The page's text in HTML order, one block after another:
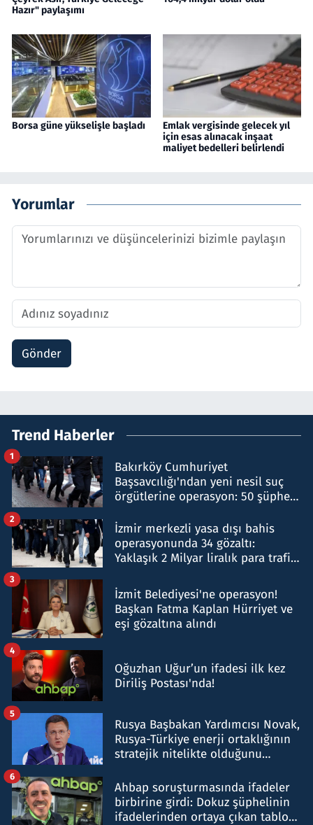
Hazır" paylaşımı
Borsa güne yükselişle başladı
Emlak vergisinde gelecek yıl
için esas alınacak inşaat
maliyet bedelleri belirlendi
Yorumlar
Gönder
Trend Haberler
Bakırköy Cumhuriyet
Başsavcılığı'ndan yeni nesil suç
örgütlerine operasyon: 50 şüpheli
1
İzmir merkezli yasa dışı bahis
operasyonunda 34 gözaltı:
Yaklaşık 2 Milyar liralık para trafiği
2
İzmit Belediyesi'ne operasyon!
Başkan Fatma Kaplan Hürriyet ve
eşi gözaltına alındı
3
Oğuzhan Uğur’un ifadesi ilk kez
Diriliş Postası'nda!
4
Rusya Başbakan Yardımcısı Novak,
Rusya-Türkiye enerji ortaklığının
stratejik nitelikte olduğunu
5
Ahbap soruşturmasında ifadeler
birbirine girdi: Dokuz şüphelinin
ifadelerinden ortaya çıkan tablo
6